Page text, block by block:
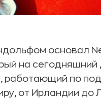
основал
на сегодняшний
работающий по
от Ирландии до